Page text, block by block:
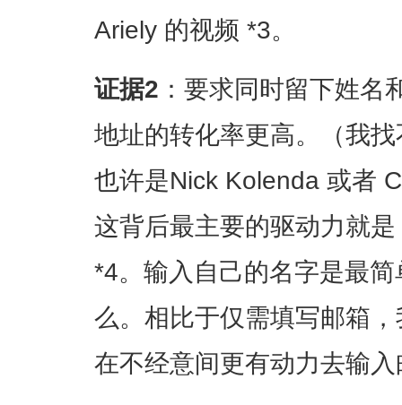
Ariely 的视频 *3。
证据2 ：要求同时留下姓名
地址的转化率更高。（我
也许是Nick Kolenda 或者
这背后最主要的驱动力就
*4。输入自己的名字是最
么。相比于仅需填写邮箱
在不经意间更有动力去输